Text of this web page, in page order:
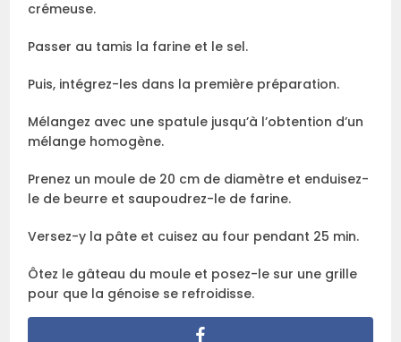
crémeuse.
Passer au tamis la farine et le sel.
Puis, intégrez-les dans la première préparation.
Mélangez avec une spatule jusqu’à l’obtention d’un
mélange homogène.
Prenez un moule de 20 cm de diamètre et enduisez-
le de beurre et saupoudrez-le de farine.
Versez-y la pâte et cuisez au four pendant 25 min.
Ôtez le gâteau du moule et posez-le sur une grille
pour que la génoise se refroidisse.